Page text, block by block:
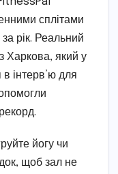
сплітами
рік. Реальний
Харкова, який у
інтерв’ю для
йогу чи
щоб зал не